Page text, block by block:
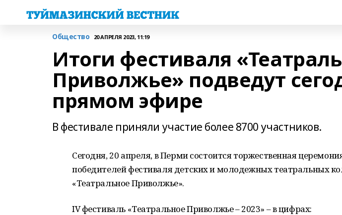
Общество 20 АПРЕЛЯ 2023, 11:19
Итоги фестиваля
Приволжье» подведут
прямом эфире
В фестивале приняли участие более 8700 участников.
Сегодня, 20 апреля, в Перми состоится торжественная
победителей фестиваля детских и молодежных театральных
«Театральное Приволжье».
IV фестиваль «Театральное Приволжье – 2023» – в цифрах: